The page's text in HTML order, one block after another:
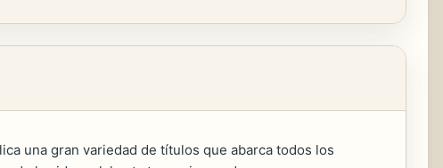
una gran variedad de títulos que abarca todos los